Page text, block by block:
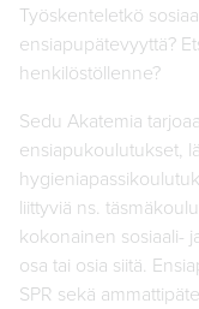
Työskenteletkö
ensiapupätevyyttä?
henkilöstöllenne?
Sedu Akatemia
ensiapukoulutukset,
liittyviä ns.
kokonainen sosiaali-
osa tai osia siitä.
SPR sekä